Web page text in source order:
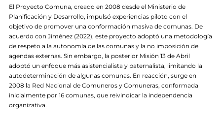
El Proyecto Comuna, creado en 2008 desde el Ministerio de
Planificación y Desarrollo, impulsó experiencias piloto con el
objetivo de promover una conformación masiva de comunas. De
acuerdo con Jiménez (2022), este proyecto adoptó una metodología
de respeto a la autonomía de las comunas y la no imposición de
agendas externas. Sin embargo, la posterior Misión 13 de Abril
adoptó un enfoque más asistencialista y paternalista, limitando la
autodeterminación de algunas comunas. En reacción, surge en
2008 la Red Nacional de Comuneros y Comuneras, conformada
inicialmente por 16 comunas, que reivindicar la independencia
organizativa.